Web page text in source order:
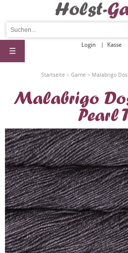
Login Kasse
☰
Startseite» Garne» Malabrigo
Malabrigo
Pearl